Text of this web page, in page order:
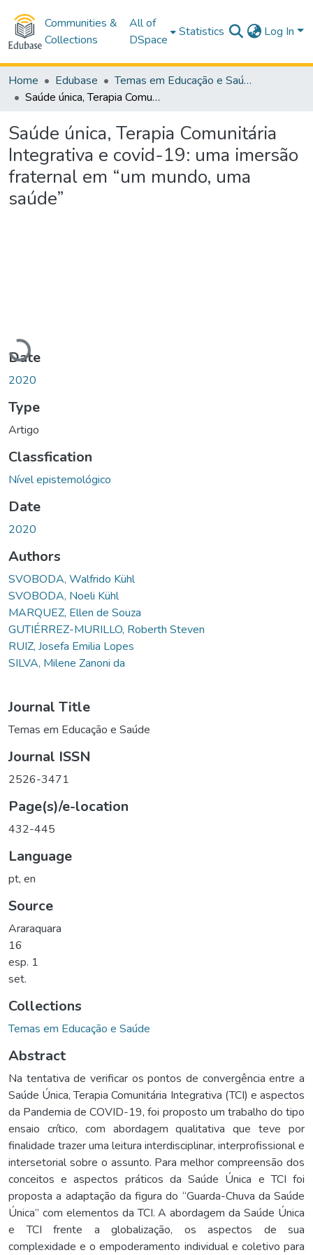
Communities &
Collections
All of
DSpace
Statistics Log In
Home Edubase
Temas em Educação e Saúde
Saúde única, Terapia Comunitária Integrativa e covid-19: uma imersão fraternal em “um mundo, uma saúde”
Saúde única, Terapia Comunitária
Integrativa e covid-19: uma imersão
fraternal em “um mundo, uma
saúde”
Loading...
Date
2020
Type
Artigo
Classfication
Nível epistemológico
Date
2020
Authors
SVOBODA, Walfrido Kühl
SVOBODA, Noeli Kühl
MARQUEZ, Ellen de Souza
GUTIÉRREZ-MURILLO, Roberth Steven
RUIZ, Josefa Emilia Lopes
SILVA, Milene Zanoni da
Journal Title
Temas em Educação e Saúde
Journal ISSN
2526-3471
Page(s)/e-location
432-445
Language
pt, en
Source
Araraquara
16
esp. 1
set.
Collections
Temas em Educação e Saúde
Abstract
Na tentativa de verificar os pontos de convergência entre a
Saúde Única, Terapia Comunitária Integrativa (TCI) e aspectos
da Pandemia de COVID-19, foi proposto um trabalho do tipo
ensaio crítico, com abordagem qualitativa que teve por
finalidade trazer uma leitura interdisciplinar, interprofissional e
intersetorial sobre o assunto. Para melhor compreensão dos
conceitos e aspectos práticos da Saúde Única e TCI foi
proposta a adaptação da figura do “Guarda-Chuva da Saúde
Única” com elementos da TCI. A abordagem da Saúde Única
e TCI frente a globalização, os aspectos de sua
complexidade e o empoderamento individual e coletivo para